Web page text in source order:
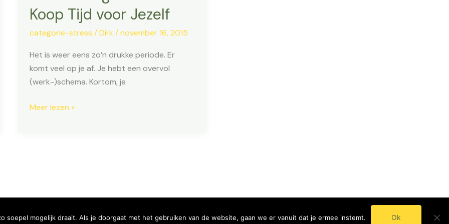
Koop Tijd voor Jezelf
categorie-stress /Dirk /november 16, 2015
Het is weer eens zo’n drukke periode. Er
komt veel op je af. Je hebt een overvol
(werk-)schema. Kortom, je
Timemanagement
Meer lezen »
Streumer
soepel mogelijk draait. Als je doorgaat met het gebruiken van de website, gaan we er vanuit dat je ermee instemt. Ok